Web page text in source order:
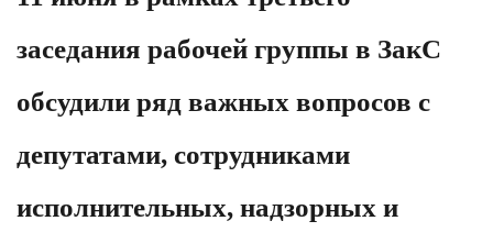
заседания рабочей группы в ЗакС
обсудили ряд важных вопросов с
депутатами, сотрудниками
исполнительных, надзорных и